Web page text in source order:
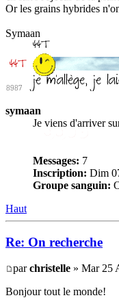
Or les grains hybrides
Symaan
symaan
Je viens d'arriver
Messages: 7
Inscription: Dim
Groupe sanguin:
Haut
Re: On recherche
parchristelle » Mar 25
Bonjour tout le monde!